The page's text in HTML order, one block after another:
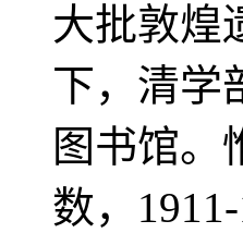
大批敦煌
下，清学
图书馆。
数，